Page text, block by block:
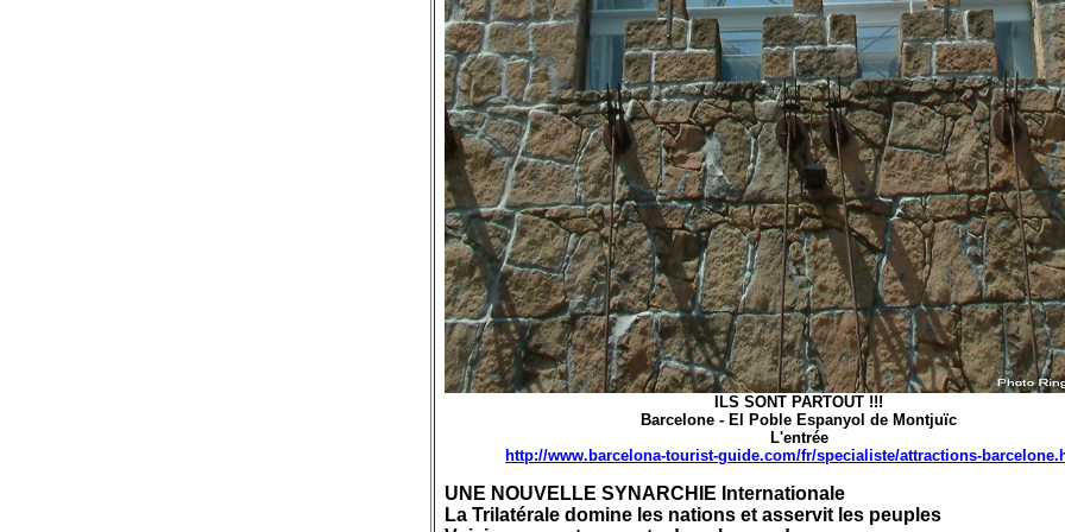
ILS SONT PARTOUT !!!
Barcelone - El Poble Espanyol de Montjuïc
L'entrée
http://www.barcelona-tourist-guide.com/fr/specialiste/attractions-
UNE NOUVELLE SYNARCHIE Internationale
La Trilatérale domine les nations et asservit les peuples